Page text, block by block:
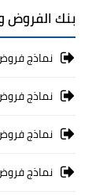
بنك الفروض
نماذج
نماذج فروض
نماذج فروض
نماذج فروض